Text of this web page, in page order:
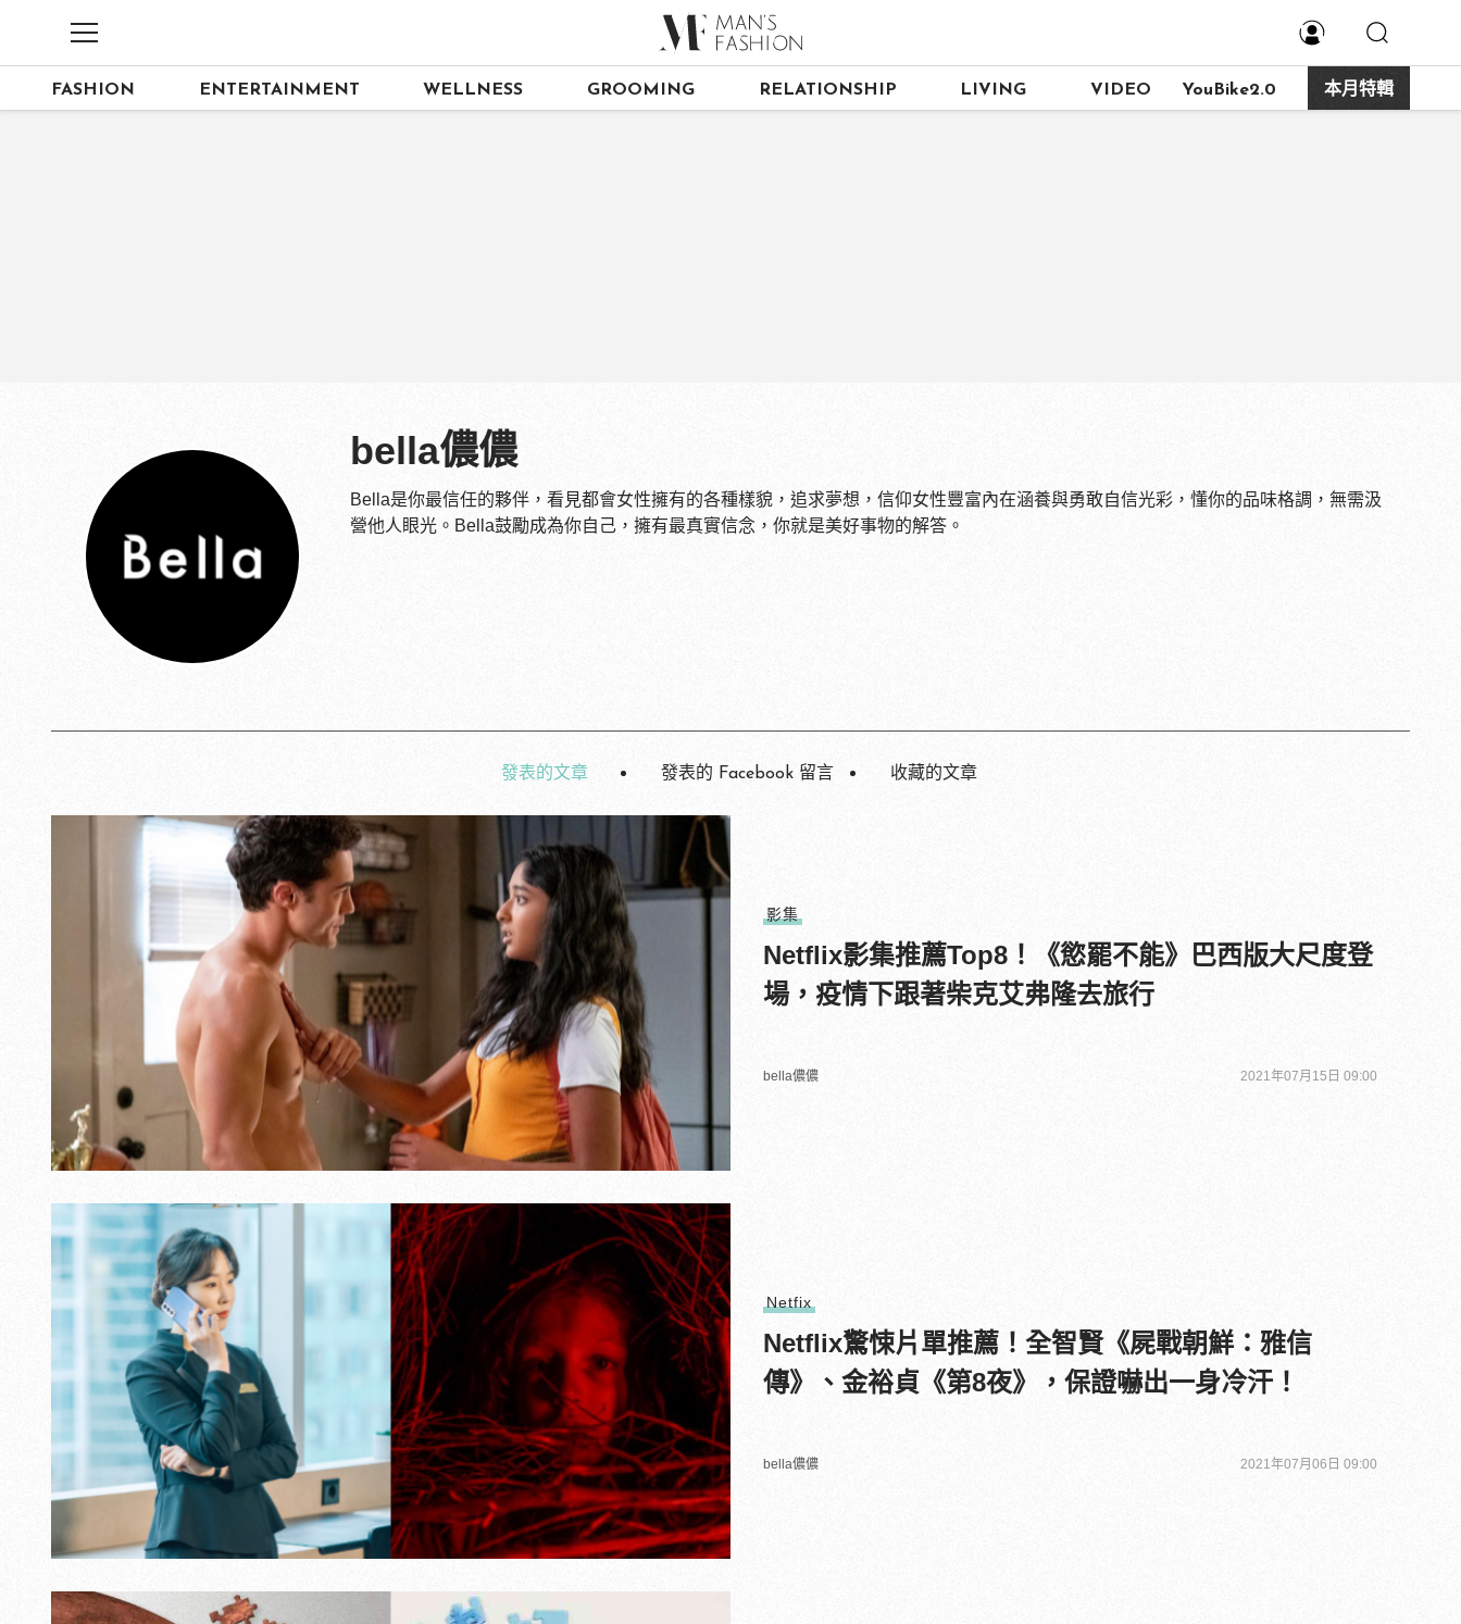
FASHION ENTERTAINMENT WELLNESS GROOMING RELATIONSHIP LIVING VIDEO YouBike2.0 本月特輯
bella儂儂
Bella是你最信任的夥伴，看見都會女性擁有的各種樣貌，追求夢想，信仰女性豐富內在涵養與勇敢自信光彩，懂你的品味格調，無需汲
營他人眼光。Bella鼓勵成為你自己，擁有最真實信念，你就是美好事物的解答。
發表的文章 發表的 Facebook 留言 收藏的文章
影集
Netflix影集推薦Top8！《慾罷不能》巴西版大尺度登
場，疫情下跟著柴克艾弗隆去旅行
bella儂儂 2021年07月15日 09:00
Netfix
Netflix驚悚片單推薦！全智賢《屍戰朝鮮：雅信
傳》、金裕貞《第8夜》，保證嚇出一身冷汗！
bella儂儂 2021年07月06日 09:00